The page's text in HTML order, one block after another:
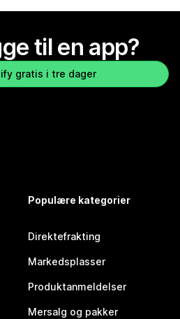
til en app?
gratis i tre dager
Populære kategorier
Direktefrakting
Markedsplasser
Produktanmeldelser
Mersalg og pakker